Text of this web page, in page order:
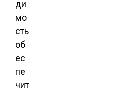
ди
мо
сть
об
ес
пе
чит